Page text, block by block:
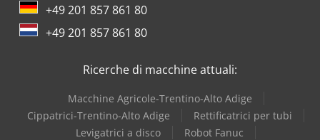
Dea
+49 201 857 861 80
+49 201 857 861 80
Ricerche di macchine attuali:
Macchine Agricole-Trentino-Alto Adige
Cippatrici-Trentino-Alto Adige
Rettificatrici per tubi
Levigatrici a disco
Robot Fanuc